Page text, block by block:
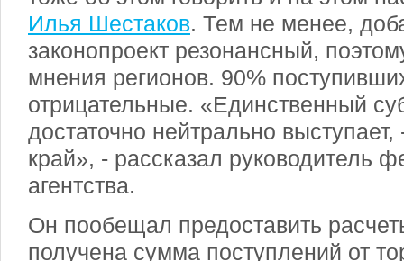
Илья Шестаков. Тем не менее,
законопроект резонансный,
мнения регионов. 90%
отрицательные. «Единственный
достаточно нейтрально
край», - рассказал руководитель
агентства.
Он пообещал предоставить
получена сумма поступлений от